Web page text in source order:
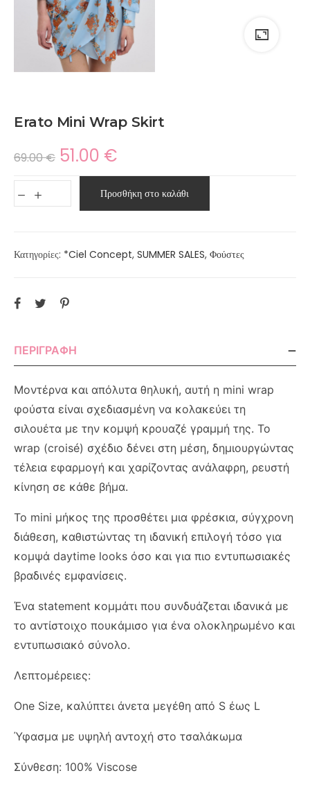
Erato Mini Wrap Skirt
69.00€ 51.00 €
Προσθήκη στο καλάθι
Κατηγορίες: *Ciel Concept, SUMMER SALES, Φούστες
ΠΕΡΙΓΡΑΦΉ
Μοντέρνα και απόλυτα θηλυκή, αυτή η mini wrap
φούστα είναι σχεδιασμένη να κολακεύει τη
σιλουέτα με την κομψή κρουαζέ γραμμή της. Το
wrap (croisé) σχέδιο δένει στη μέση, δημιουργώντας
τέλεια εφαρμογή και χαρίζοντας ανάλαφρη, ρευστή
κίνηση σε κάθε βήμα.
Το mini μήκος της προσθέτει μια φρέσκια, σύγχρονη
διάθεση, καθιστώντας τη ιδανική επιλογή τόσο για
κομψά daytime looks όσο και για πιο εντυπωσιακές
βραδινές εμφανίσεις.
Ένα statement κομμάτι που συνδυάζεται ιδανικά με
το αντίστοιχο πουκάμισο για ένα ολοκληρωμένο και
εντυπωσιακό σύνολο.
Λεπτομέρειες:
One Size, καλύπτει άνετα μεγέθη από S έως L
Ύφασμα με υψηλή αντοχή στο τσαλάκωμα
Σύνθεση: 100% Viscose